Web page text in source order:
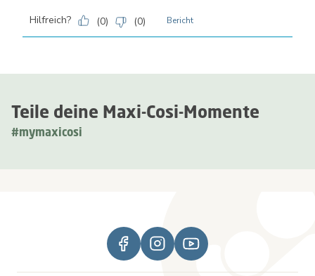
Teile deine Maxi-Cosi-Momente
#mymaxicosi
Hilfreich? (0) (0) Bericht